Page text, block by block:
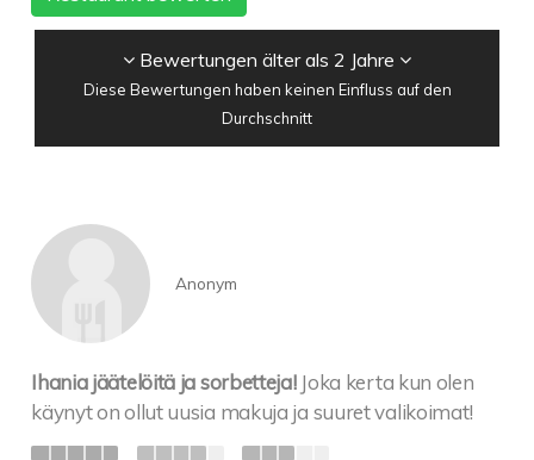
Bewertungen älter als 2 Jahre
Diese Bewertungen haben keinen Einfluss auf den
Durchschnitt
Anonym
Ihania jäätelöitä ja sorbetteja! Joka kerta kun olen
käynyt on ollut uusia makuja ja suuret valikoimat!